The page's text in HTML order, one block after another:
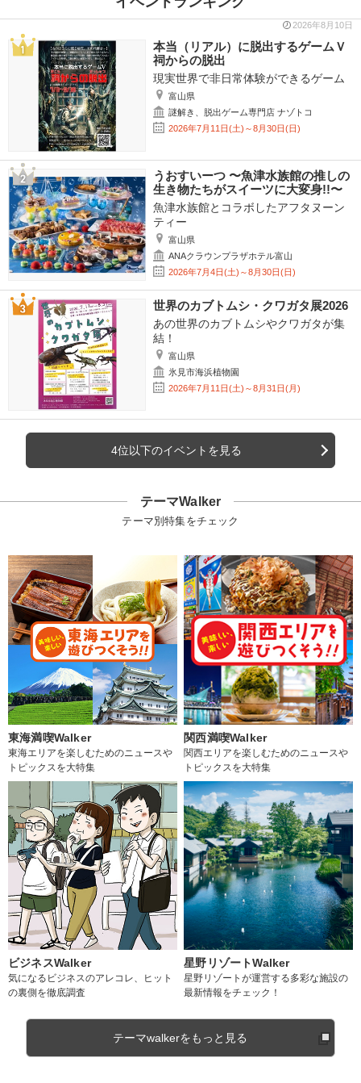
2026年8月10日
本当（リアル）に脱出するゲームＶ
祠からの脱出
現実世界で非日常体験ができるゲーム
富山県
謎解き、脱出ゲーム専門店 ナゾトコ
2026年7月11日(土)～8月30日(日)
うおすいーつ 〜魚津水族館の推しの
生き物たちがスイーツに大変身!!〜
魚津水族館とコラボしたアフタヌーン
ティー
富山県
ANAクラウンプラザホテル富山
2026年7月4日(土)～8月30日(日)
世界のカブトムシ・クワガタ展2026
あの世界のカブトムシやクワガタが集
結！
富山県
氷見市海浜植物園
2026年7月11日(土)～8月31日(月)
4位以下のイベントを見る
テーマWalker
テーマ別特集をチェック
東海満喫Walker
東海エリアを楽しむためのニュースや
トピックスを大特集
関西満喫Walker
関西エリアを楽しむためのニュースや
トピックスを大特集
ビジネスWalker
気になるビジネスのアレコレ、ヒット
の裏側を徹底調査
星野リゾートWalker
星野リゾートが運営する多彩な施設の
最新情報をチェック！
テーマwalkerをもっと見る